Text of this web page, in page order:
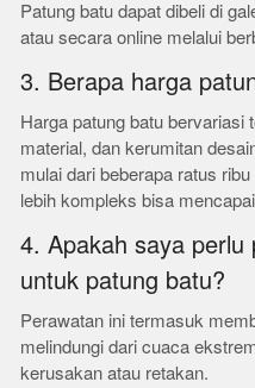
Patung batu dapat dibeli di
atau secara online melalui
3. Berapa harga
Harga patung batu bervariasi
material, dan kerumitan
mulai dari beberapa ratus
lebih kompleks bisa
4. Apakah saya perlu
untuk patung batu?
Perawatan ini termasuk
melindungi dari cuaca
kerusakan atau retakan.